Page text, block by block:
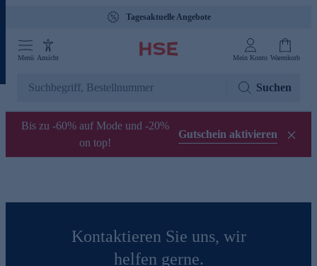
Tagesaktuelle Angebote
Menü Ansicht Mein Konto Warenkorb
Suchen
Bis zu -60% auf Mode und -20%
on top!
Gutschein aktivieren
Kontaktieren Sie uns, wir
helfen gerne.